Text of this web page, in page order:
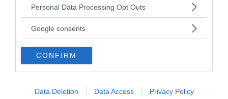
Please note that this website/app uses one or more Google
not limited to your visit or usage behaviour. You may click to
use your data for below specified purposes in below Google
consent section.
Personal Data Processing Opt Outs
Google consents
CONFIRM
Data Deletion Data Access Privacy Policy
Ti potrebbe interessare anche